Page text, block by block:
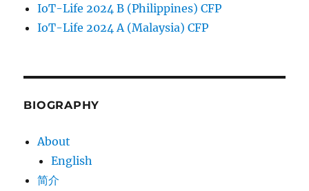
IoT-Life 2024 B (Philippines) CFP
IoT-Life 2024 A (Malaysia) CFP
BIOGRAPHY
About
English
简介